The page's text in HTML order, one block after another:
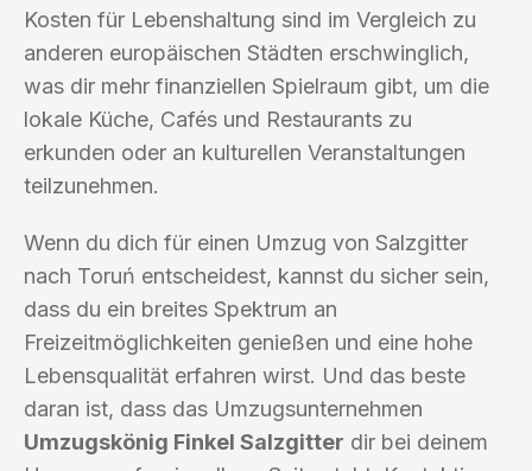
Kosten für Lebenshaltung sind im Vergleich zu
anderen europäischen Städten erschwinglich,
was dir mehr finanziellen Spielraum gibt, um die
lokale Küche, Cafés und Restaurants zu
erkunden oder an kulturellen Veranstaltungen
teilzunehmen.
Wenn du dich für einen Umzug von Salzgitter
nach Toruń entscheidest, kannst du sicher sein,
dass du ein breites Spektrum an
Freizeitmöglichkeiten genießen und eine hohe
Lebensqualität erfahren wirst. Und das beste
daran ist, dass das Umzugsunternehmen
Umzugskönig Finkel Salzgitter dir bei deinem